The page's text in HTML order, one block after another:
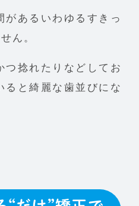
があるいわゆるすきっ
ん。
つ捻れたりなどしてお
ると綺麗な歯並びにな